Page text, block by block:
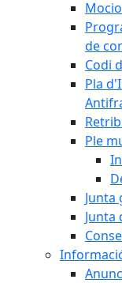
de
Codi
Pla
Ple
Junta
Junta